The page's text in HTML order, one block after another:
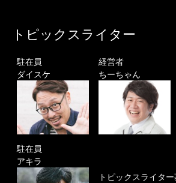
トピックスライター
駐在員
ダイスケ
経営者
ちーちゃん
駐在員
アキラ
トピックスライター